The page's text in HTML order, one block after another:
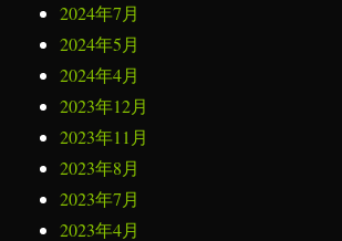
2024年7月
2024年5月
2024年4月
2023年12月
2023年11月
2023年8月
2023年7月
2023年4月